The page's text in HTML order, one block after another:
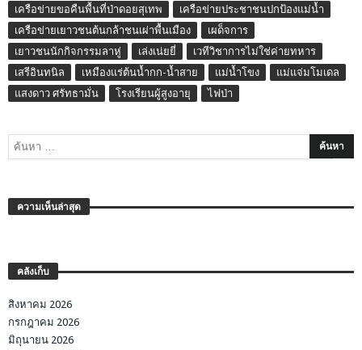
เครือข่ายขอคืนพื้นที่ป่าดอยสุเทพ
เครือข่ายประชาชนปกป้องแม่น้ำ
เครือข่ายเยาวชนต้นกล้าชนเผ่าพื้นเมือง
เผด็จการ
เยาวชนนักกิจกรรมลาหู่
เล่งเน่ยยี่
เวทีวิชาการไม่ใช่ค่ายทหาร
เสรีอินทนิล
เหมืองแร่ต้นน้ำกก-น้ำสาย แม่น้ำโขง
แม่แจ่มโมเดล
แสงดาว ศรัทธามั่น
โรงเรียนผู้สูงอายุ ไฟป่า
ความเห็นล่าสุด
คลังเก็บ
สิงหาคม 2026
กรกฎาคม 2026
มิถุนายน 2026